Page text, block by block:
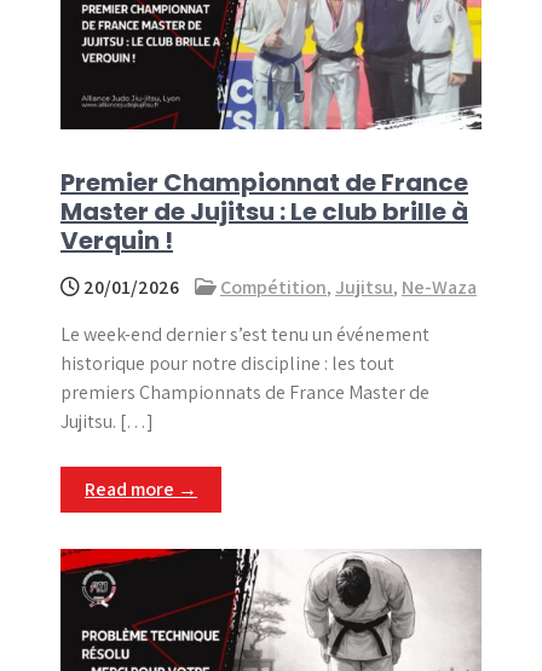
Premier Championnat de France
Master de Jujitsu : Le club brille à
Verquin !
20/01/2026 Compétition, Jujitsu, Ne-Waza
Le week-end dernier s’est tenu un événement
historique pour notre discipline : les tout
premiers Championnats de France Master de
Jujitsu. […]
Read more →